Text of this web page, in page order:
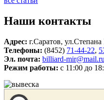
Наши контакты
Адрес: г.Саратов,
Телефоны: (8452) 71-44-22,
Эл. почта: billiard-mir@mail.ru
Режим работы: c 11:00 до